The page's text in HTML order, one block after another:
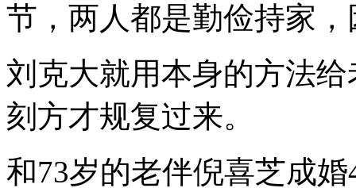
节，两人都是勤俭持家
刘克大就用本身的方法
刻方才规复过来。
和73岁的老伴倪喜芝成